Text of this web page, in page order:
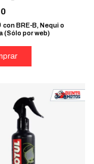
con BRE-B, Nequi o
(Sólo por web)